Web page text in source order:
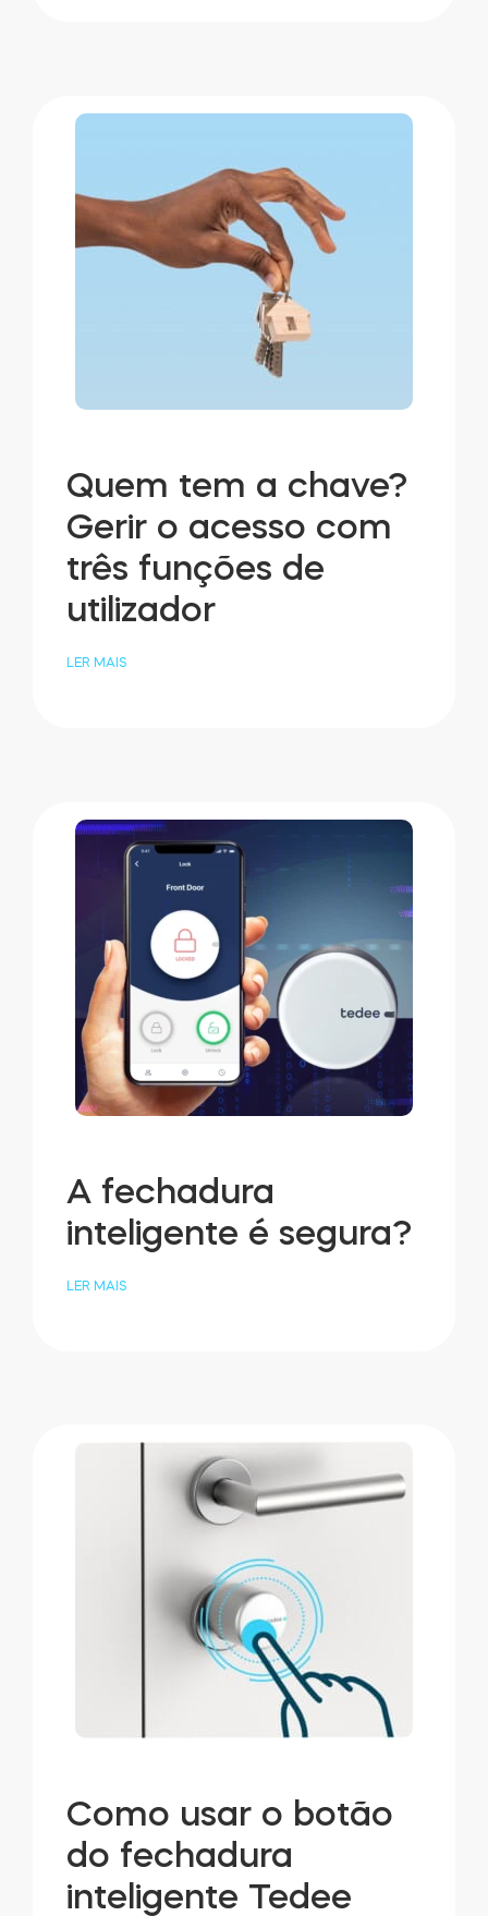
Quem tem a chave?
Gerir o acesso com
três funções de
utilizador
LER MAIS
A fechadura
inteligente é segura?
LER MAIS
Como usar o botão
do fechadura
inteligente Tedee